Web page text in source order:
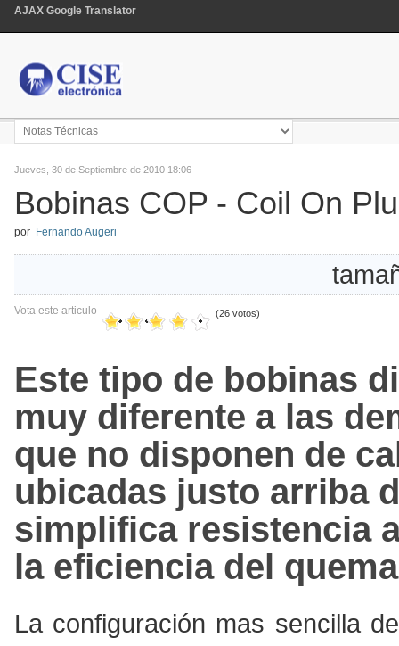
AJAX Google Translator
Jueves, 30 de Septiembre de 2010 18:06
Bobinas COP - Coil On
por Fernando Augeri
Vota este articulo (26 votos)
Este tipo de bobinas
muy diferente a las
que no disponen de
ubicadas justo arriba
simplifica resistencia
la eficiencia del
La configuración mas sencilla